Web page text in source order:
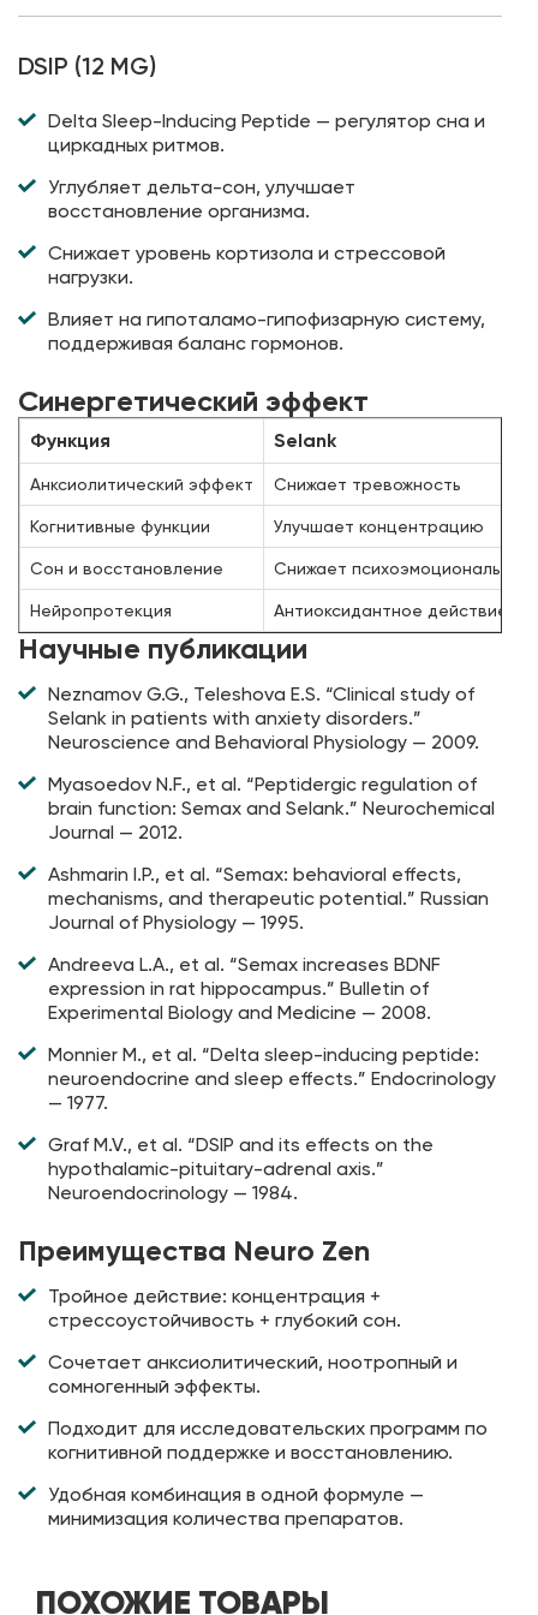
DSIP (12 MG)
Delta Sleep-Inducing Peptide — регулятор сна и
циркадных ритмов.
Углубляет дельта-сон, улучшает
восстановление организма.
Снижает уровень кортизола и стрессовой
нагрузки.
Влияет на гипоталамо-гипофизарную систему,
поддерживая баланс гормонов.
Синергетический эффект
Функция Selank
Анксиолитический эффект Снижает тревожность
Когнитивные функции Улучшает концентрацию
Сон и восстановление Снижает психоэмоциональное
Нейропротекция Антиоксидантное действие
Научные публикации
Neznamov G.G., Teleshova E.S. “Clinical study of
Selank in patients with anxiety disorders.”
Neuroscience and Behavioral Physiology — 2009.
Myasoedov N.F., et al. “Peptidergic regulation of
brain function: Semax and Selank.” Neurochemical
Journal — 2012.
Ashmarin I.P., et al. “Semax: behavioral effects,
mechanisms, and therapeutic potential.” Russian
Journal of Physiology — 1995.
Andreeva L.A., et al. “Semax increases BDNF
expression in rat hippocampus.” Bulletin of
Experimental Biology and Medicine — 2008.
Monnier M., et al. “Delta sleep-inducing peptide:
neuroendocrine and sleep effects.” Endocrinology
— 1977.
Graf M.V., et al. “DSIP and its effects on the
hypothalamic-pituitary-adrenal axis.”
Neuroendocrinology — 1984.
Преимущества Neuro Zen
Тройное действие: концентрация +
стрессоустойчивость + глубокий сон.
Сочетает анксиолитический, ноотропный и
сомногенный эффекты.
Подходит для исследовательских программ по
когнитивной поддержке и восстановлению.
Удобная комбинация в одной формуле —
минимизация количества препаратов.
ПОХОЖИЕ ТОВАРЫ